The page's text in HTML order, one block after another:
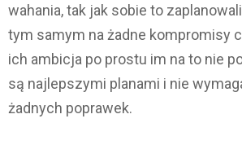
wahania, tak jak sobie to
tym samym na żadne kompromisy
ich ambicja po prostu im na to nie
są najlepszymi planami i nie
żadnych poprawek.